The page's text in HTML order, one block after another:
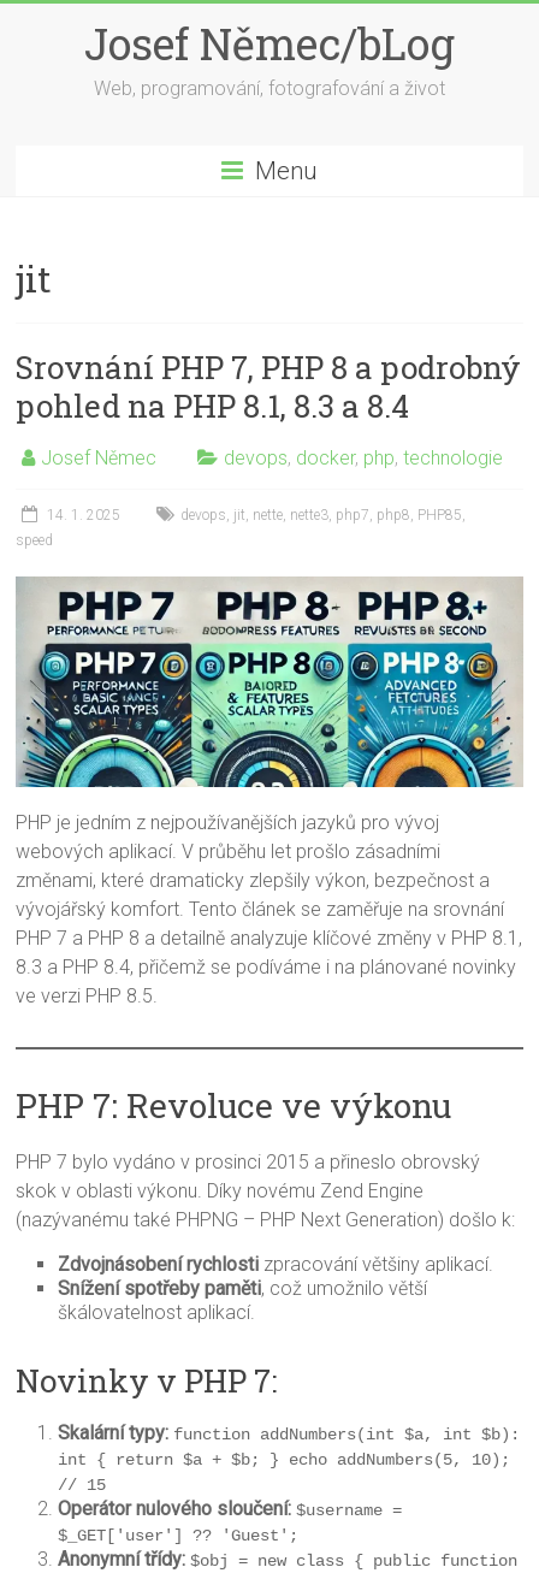
Josef Němec/bLog
Web, programování, fotografování a život
Menu
jit
Srovnání PHP 7, PHP 8 a podrobný
pohled na PHP 8.1, 8.3 a 8.4
Josef Němec devops, docker, php,technologie
14. 1. 2025 devops, jit, nette, nette3, php7, php8, PHP85,
speed
PHP je jedním z nejpoužívanějších jazyků pro vývoj
webových aplikací. V průběhu let prošlo zásadními
změnami, které dramaticky zlepšily výkon, bezpečnost a
vývojářský komfort. Tento článek se zaměřuje na srovnání
PHP 7 a PHP 8 a detailně analyzuje klíčové změny v PHP 8.1,
8.3 a PHP 8.4, přičemž se podíváme i na plánované novinky
ve verzi PHP 8.5.
PHP 7: Revoluce ve výkonu
PHP 7 bylo vydáno v prosinci 2015 a přineslo obrovský
skok v oblasti výkonu. Díky novému Zend Engine
(nazývanému také PHPNG – PHP Next Generation) došlo k:
Zdvojnásobení rychlosti zpracování většiny aplikací.
Snížení spotřeby paměti, což umožnilo větší
škálovatelnost aplikací.
Novinky v PHP 7:
Skalární typy: function addNumbers(int $a, int $b):
int { return $a + $b; } echo addNumbers(5, 10);
// 15
Operátor nulového sloučení: $username =
$_GET['user'] ?? 'Guest';
Anonymní třídy: $obj = new class { public function